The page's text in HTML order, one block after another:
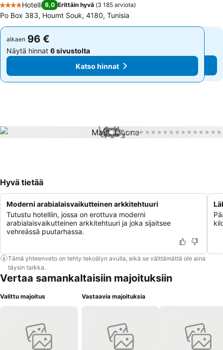
4 Tähtiluokitus
Hotelli 8,0 Erittäin hyvä (3 185 arviota)
Po Box 383, Houmt Souk, 4180, Tunisia
alkaen 96 €
Näytä hinnat 6 sivustolta
Katso hinnat
alkaen 96 €
Näytä hinnat 6 sivustolta
Katso hinnat
1 / 34
Hyvä tietää
Moderni arabialaisvaikutteinen arkkitehtuuri
Tutustu hotelliin, jossa on erottuva moderni
arabialaisvaikutteinen arkkitehtuuri ja joka sijaitsee
vehreässä puutarhassa.
Tämä yhteenveto on tehty tekoälyn avulla, eikä se välttämättä ole aina
täysin tarkka.
Vertaa samankaltaisiin majoituksiin
Valittu majoitus Vastaavia majoituksia